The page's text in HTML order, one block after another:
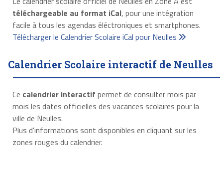
téléchargeable au format iCal, pour une intégration
facile à tous les agendas éléctroniques et smartphones.
Télécharger le Calendrier Scolaire iCal pour Neulles
Calendrier Scolaire interactif de Neulles
Ce calendrier interactif permet de consulter mois par
mois les dates officielles des vacances scolaires pour la
ville de Neulles.
Plus d'informations sont disponibles en cliquant sur les
zones rouges du calendrier.